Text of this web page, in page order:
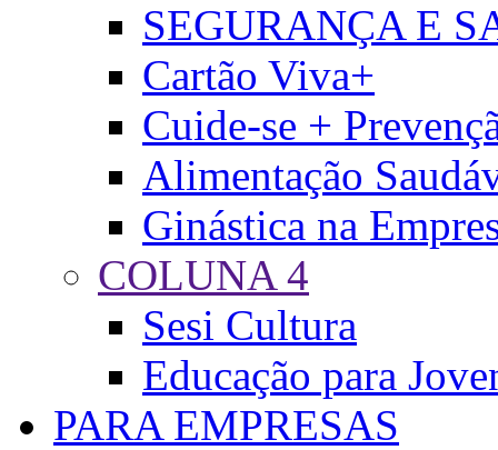
SEGURANÇA E
Cartão Viva+
Cuide-se +
Alimentação
Ginástica na
COLUNA 4
Sesi Cultura
Educação para
PARA EMPRESAS